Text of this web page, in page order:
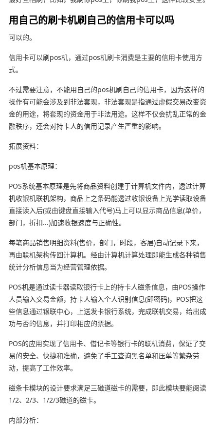
用自己的刷卡机刷自己的信用卡可以吗
可以的。
信用卡可以刷pos机，通过pos机刷卡消费是主要的信用卡使用方
式。
不过需要注意，不能用自己的pos机刷自己的信用卡，因为这样的
操作有可能会涉及到非法套现，非法套现是指通过虚假交易改变资
金的用途，将套现的资金用于非法用途。这样不仅会扰乱正常的金
融秩序，还会对持卡人的信用记录产生严重的影响。
拓展资料：
pos机基本原理：
POS系统基本原理是先将商品资料创建于计算机文件内，透过计算
机收银机联机架构，商品上之条码能透过收银设备上光学读取设备
直接读入后(或由键盘直接输入代号)马上可以显示商品信息(单价，
部门，折扣...)加速收银速度与正确性。
每笔商品销售明细资料(售价，部门，时段，客层)自动记录下来，
再由联机架构传回计算机。经由计算机计算处理即能生成各种销售
统计分析信息当为经营管理依据。
POS机是通过读卡器读取银行卡上的持卡人磁条信息，由POS操作
人员输入交易金额，持卡人输入个人识别信息(即密码)，POS把这
些信息通过银联中心，上送发卡银行系统，完成联机交易，给出成
功与否的信息，并打印相应的票据。
POS的应用实现了信用卡、借记卡等银行卡的联机消费，保证了交
易的安全、快捷和准确，避免了手工查询黑名单和压单等繁杂劳
动，提高了工作效率。
磁条卡模块的设计要求满足三磁道磁卡的需要，即此模块要能阅读
1/2、2/3、1/2/3磁道的磁卡。
内部分析：